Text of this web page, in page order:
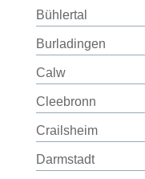
Bühlertal
Burladingen
Calw
Cleebronn
Crailsheim
Darmstadt